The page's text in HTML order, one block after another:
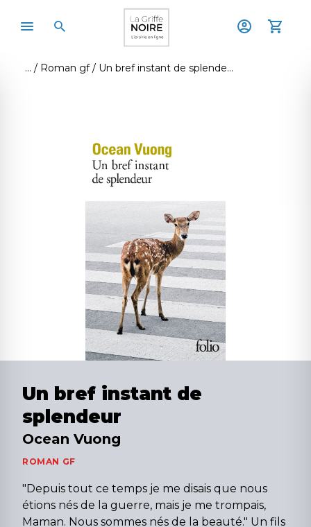
Roman gf Un bref instant de splendeur
Un bref instant de
splendeur
Ocean Vuong
ROMAN GF
"Depuis tout ce temps je me disais que nous
étions nés de la guerre, mais je me trompais,
Maman. Nous sommes nés de la beauté." Un fils